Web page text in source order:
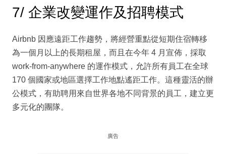
7/ 企業改變運作及招聘模式
Airbnb 因應遠距工作趨勢，將經營重點從短期住宿轉移
為一個月以上的長期租屋，而且在今年 4 月宣佈，採取
work-from-anywhere 的運作模式，允許所有員工在全球
170 個國家或地區選擇工作地點遙距工作。這種靈活的辦
公模式，有助聘用來自世界各地不同背景的員工，建立更
多元化的團隊。
廣告